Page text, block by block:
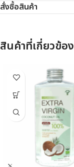
สั่งซื้อสินค้า
สินค้าที่เกี่ยวข้อง